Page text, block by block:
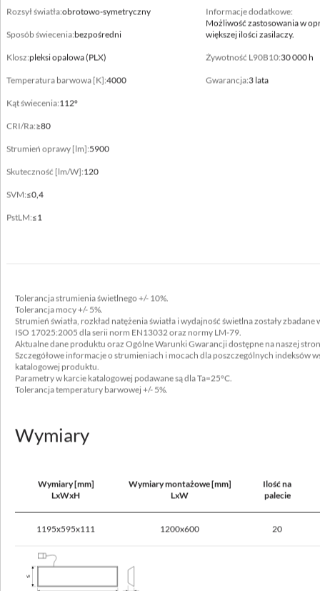
Rozsył światła:obrotowo-symetryczny
Sposób świecenia:bezpośredni
Klosz:pleksi opalowa (PLX)
Temperatura barwowa [K]:4000
Kąt świecenia:112°
CRI/Ra:≥80
Strumień oprawy [lm]:5900
Skuteczność [lm/W]:120
SVM:≤0,4
PstLM:≤1
Informacje dodatkowe:
Możliwość zastosowania w
większej ilości zasilaczy.
Żywotność L90B10:30 000 h
Gwarancja:3 lata
Tolerancja strumienia świetlnego +/- 10%.
Tolerancja mocy +/- 5%.
Strumień światła, rozkład natężenia światła i wydajność świetlna zostały zbadane
ISO 17025:2005 dla serii norm EN13032 oraz normy LM-79.
Aktualne dane produktu oraz Ogólne Warunki Gwarancji dostępne na naszej
Szczegółowe informacje o strumieniach i mocach dla poszczególnych indeksów
katalogowej produktu.
Parametry w karcie katalogowej podawane są dla Ta=25°C.
Tolerancja temperatury barwowej +/- 5%.
Wymiary
Wymiary [mm]
LxWxH
Wymiary montażowe [mm]
LxW
Ilość na
palecie
1195x595x111 1200x600 20
Zakres temperatury pracy [°C]
RAL
1200x300, 1200x600
Zasilanie
220-240V 50/60Hz
Zawiera źródło światła
tak
Moc oprawy [W]
Prąd wyjściowy [mA]
Rodzaj osprzętu
Źródło światła
Maksymalna ilość opraw w obwodzie dla bezpiecznika 10A (B)